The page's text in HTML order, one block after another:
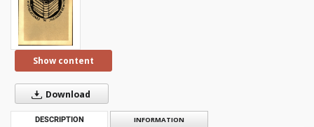
Show content
Download
DESCRIPTION INFORMATION